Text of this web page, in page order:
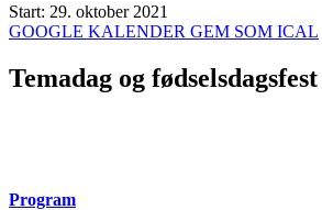
Start: 29. oktober 2021
GOOGLE KALENDER GEM SOM ICAL
Temadag og fødselsdagsfest
Program